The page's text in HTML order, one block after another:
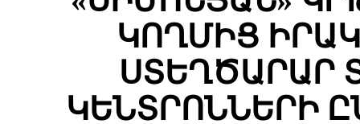
ԿՈՂՄԻՑ
ՍՏԵՂԾԱՐԱՐ
ԿԵՆՏՐՈՆՆԵՐԻ